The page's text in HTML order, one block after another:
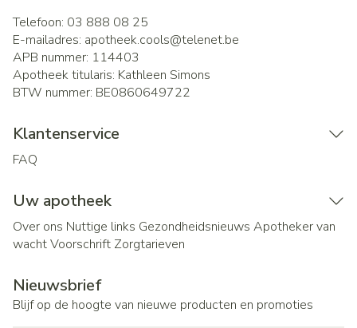
Telefoon: 03 888 08 25
E-mailadres: apotheek.cools@telenet.be
APB nummer: 114403
Apotheek titularis: Kathleen Simons
BTW nummer: BE0860649722
Klantenservice
FAQ
Uw apotheek
Over ons Nuttige links Gezondheidsnieuws Apotheker van
wachtVoorschrift Zorgtarieven
Nieuwsbrief
Blijf op de hoogte van nieuwe producten en promoties